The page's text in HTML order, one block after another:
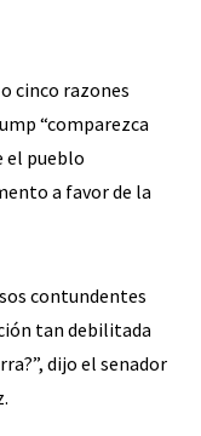
cinco razones
“comparezca
el pueblo
a favor de la
contundentes
tan debilitada
dijo el senador